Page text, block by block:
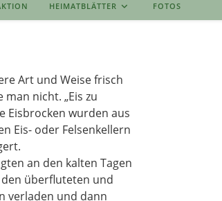
HEIMATBLÄTTER FOTOS
Art und Weise frisch
nicht. „Eis zu
Eisbrocken wurden aus
Eis- oder Felsenkellern
an den kalten Tagen
den überfluteten und
verladen und dann